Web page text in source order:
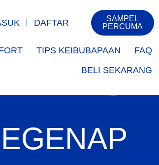
DAFTAR
SAMPEL
PERCUMA
TIPS KEIBUBAPAAN
FAQ
BELI SEKARANG